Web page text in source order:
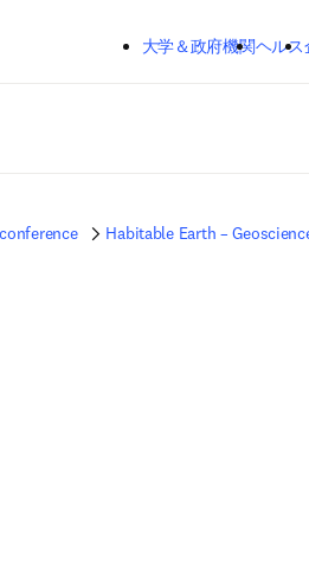
メインの
大学＆政府機関ヘルス
Habitable Earth –